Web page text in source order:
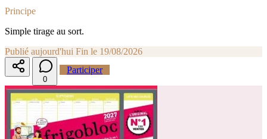
Principe
Simple tirage au sort.
Publié aujourd'hui Fin le 19/08/2026
0
Participer